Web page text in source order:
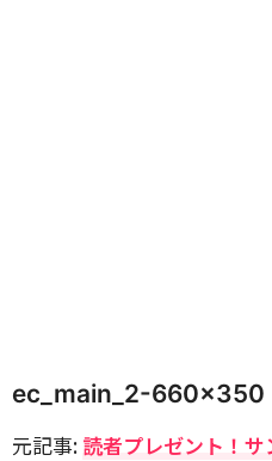
ec_main_2-660×350
元記事: 読者プレゼント！